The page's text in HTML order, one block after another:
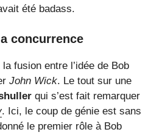
été badass.
concurrence
fusion entre l’idée de Bob
John Wick. Le tout sur une
qui s’est fait remarquer
. Ici, le coup de génie est sans
le premier rôle à Bob